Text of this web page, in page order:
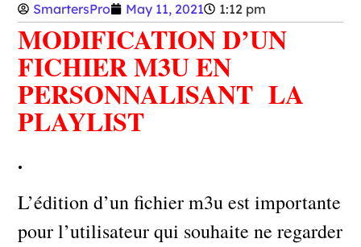
SmartersPro May 11, 2021 1:12 pm
MODIFICATION D’UN
FICHIER M3U EN
PERSONNALISANT LA
PLAYLIST
.
L’édition d’un fichier m3u est importante
pour l’utilisateur qui souhaite ne regarder